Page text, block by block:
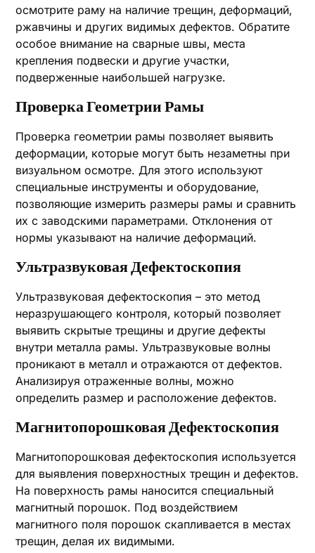
осмотрите раму на наличие трещин‚ деформаций‚
ржавчины и других видимых дефектов. Обратите
особое внимание на сварные швы‚ места
крепления подвески и другие участки‚
подверженные наибольшей нагрузке.
Проверка Геометрии Рамы
Проверка геометрии рамы позволяет выявить
деформации‚ которые могут быть незаметны при
визуальном осмотре. Для этого используют
специальные инструменты и оборудование‚
позволяющие измерить размеры рамы и сравнить
их с заводскими параметрами. Отклонения от
нормы указывают на наличие деформаций.
Ультразвуковая Дефектоскопия
Ультразвуковая дефектоскопия – это метод
неразрушающего контроля‚ который позволяет
выявить скрытые трещины и другие дефекты
внутри металла рамы. Ультразвуковые волны
проникают в металл и отражаются от дефектов.
Анализируя отраженные волны‚ можно
определить размер и расположение дефектов.
Магнитопорошковая Дефектоскопия
Магнитопорошковая дефектоскопия используется
для выявления поверхностных трещин и дефектов.
На поверхность рамы наносится специальный
магнитный порошок. Под воздействием
магнитного поля порошок скапливается в местах
трещин‚ делая их видимыми.